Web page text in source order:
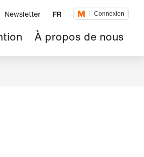
Newsletter FR Connexion
À propos de nous